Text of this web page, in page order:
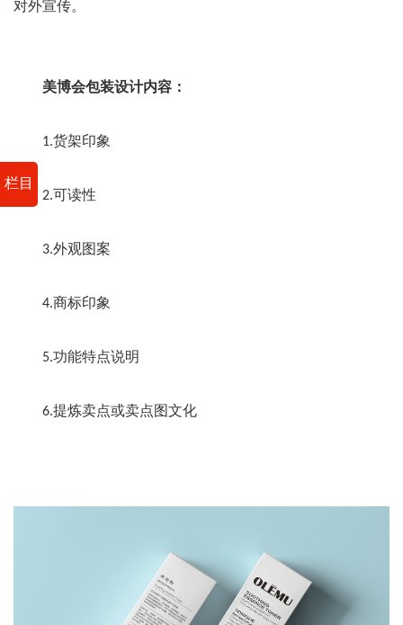
栏目
对外宣传。
美博会包装设计内容：
1.货架印象
2.可读性
3.外观图案
4.商标印象
5.功能特点说明
6.提炼卖点或卖点图文化